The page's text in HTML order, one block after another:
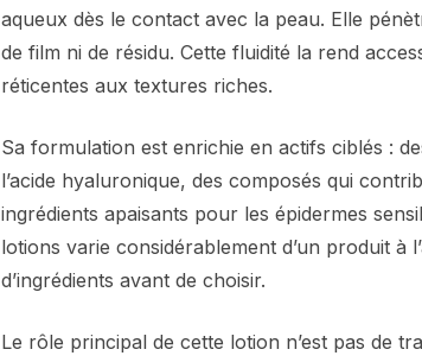
aqueux dès le contact avec la peau. Elle
de film ni de résidu. Cette fluidité la rend
réticentes aux textures riches.
Sa formulation est enrichie en actifs ciblés :
l’acide hyaluronique, des composés qui
ingrédients apaisants pour les épidermes
lotions varie considérablement d’un produit à
d’ingrédients avant de choisir.
Le rôle principal de cette lotion n’est pas de